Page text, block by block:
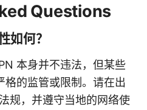
Questions
如何？
本身并不违法，但某些
格的监管或限制。请在出
规，并遵守当地的网络使